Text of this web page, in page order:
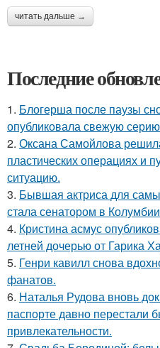
читать дальше →
Последние
1. Блогерша после паузы
опубликовала свежую
2. Оксана Самойлова
пластических операциях и
ситуацию.
3. Бывшая актриса для
стала сенатором в
4. Кристина асмус
летней дочерью от Гарика
5. Генри кавилл снова
фанатов.
6. Наталья Рудова вновь
паспорте давно перестали
привлекательности.